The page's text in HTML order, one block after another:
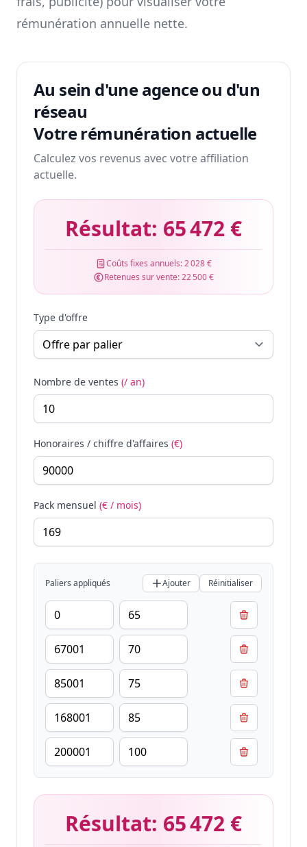
rémunération annuelle nette.
Au sein d'une agence ou d'un
réseau
Votre rémunération actuelle
Calculez vos revenus avec votre affiliation
actuelle.
Résultat: 65 472 €
Coûts fixes annuels:2 028 €
Retenues sur vente:22 500 €
Type d'offre
Nombre de ventes (/ an)
Honoraires / chiffre d'affaires (€)
Pack mensuel (€ / mois)
Paliers appliqués Ajouter Réinitialiser
Résultat: 65 472 €